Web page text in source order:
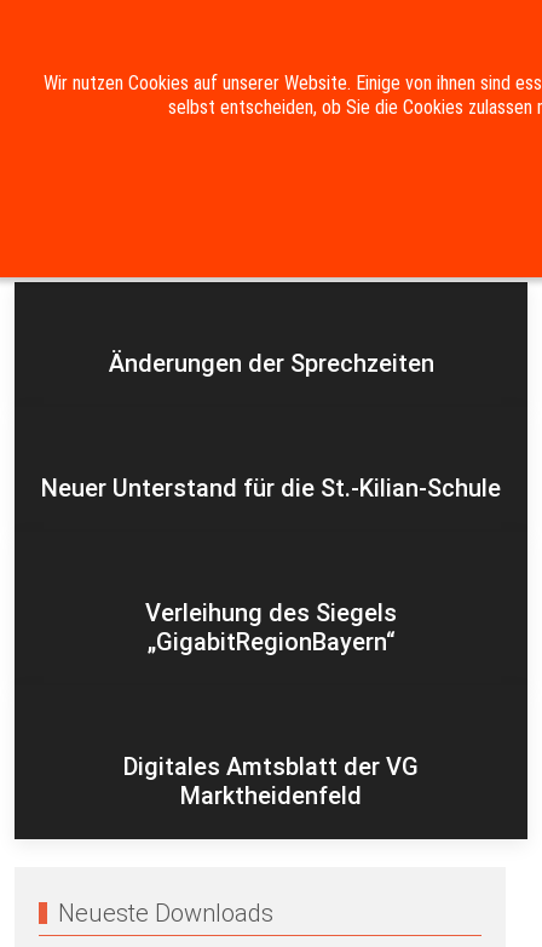
Impressum Datenschutzerklärung
Änderungen der Sprechzeiten
Neuer Unterstand für die St.-Kilian-Schule
Verleihung des Siegels
„GigabitRegionBayern“
Digitales Amtsblatt der VG
Marktheidenfeld
Neueste Downloads
Wir nutzen Cookies auf unserer Website. Einige von ihnen sind
selbst entscheiden, ob Sie die Cookies